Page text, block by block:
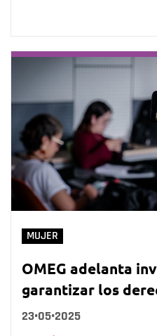
MUJER
OMEG adelanta
garantizar los
23•05•2025